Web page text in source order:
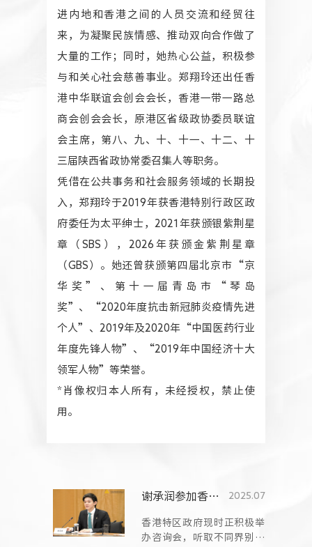
进内地和香港之间的人员交流和经贸往
来，为凝聚民族情感、推动双向合作做了
大量的工作；同时，她热心公益，积极参
与和关心社会慈善事业。郑翔玲还出任香
港中华联谊会创会会长，香港一带一路总
商会创会会长，原港区省级政协委员联谊
会主席，第八、九、十、十一、十二、十
三届陕西省政协常委召集人等职务。
凭借在公共事务和社会服务领域的长期投
入，郑翔玲于2019年获香港特别行政区政
府委任为太平绅士，2021年获颁银紫荆星
章（SBS），2026年获颁金紫荆星章
（GBS）。她还曾获颁第四届北京市“京
华奖”、第十一届青岛市“琴岛
奖”、“2020年度抗击新冠肺炎疫情先进
个人”、2019年及2020年“中国医药行业
年度先锋人物”、“2019年中国经济十大
领军人物”等荣誉。
*肖像权归本人所有，未经授权，禁止使
用。
谢承润参加香港特区行政长官李家超施政报告咨询会并发言 2025.07
香港特区政府现时正积极举
办咨询会，听取不同界别代